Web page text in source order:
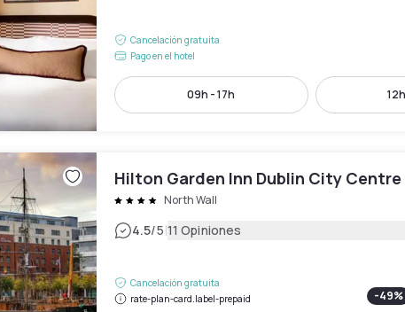
Cancelación gratuita
Pago en el hotel
09h - 17h
Hilton Garden Inn Dublin City Centre
North Wall
4.5/5|11 Opiniones
Cancelación gratuita
rate-plan-card.label-prepaid
-49%